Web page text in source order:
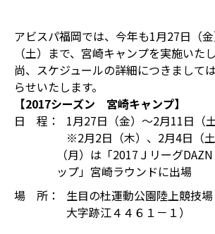
アビスパ福岡では、今年も1月27日（
（土）まで、宮崎キャンプを実施いたし
尚、スケジュールの詳細につきまして
らせいたします。
【2017シーズン 宮崎キャンプ】
日 程：
1月27日（金）～2月11日（土
※2月2日（木）、2月4日（
（月）は「2017Ｊリーグ
ップ」宮崎ラウンドに出場
場 所：
生目の杜運動公園陸上競技
大字跡江４４６１－１）